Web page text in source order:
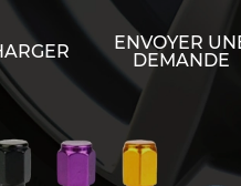
ENVOYER
DEMANDE